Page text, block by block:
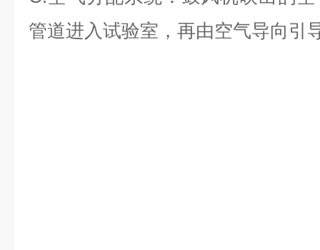
管道进入试验室，再由空气导向引